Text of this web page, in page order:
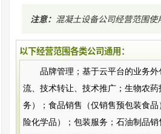
注意： 混凝土设备公司经营范围使
以下经营范围各类公司通用：
品牌管理；基于云平台的业务
流、技术转让、技术推广；生物农
务）；食品销售（仅销售预包装食
险化学品）；包装服务；石油制品